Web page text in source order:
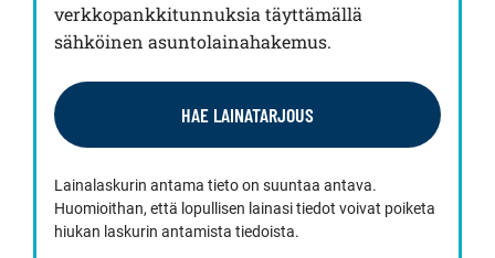
verkkopankkitunnuksia täyttämällä
sähköinen asuntolainahakemus.
HAE LAINATARJOUS
Lainalaskurin antama tieto on suuntaa antava.
Huomioithan, että lopullisen lainasi tiedot voivat poiketa
hiukan laskurin antamista tiedoista.